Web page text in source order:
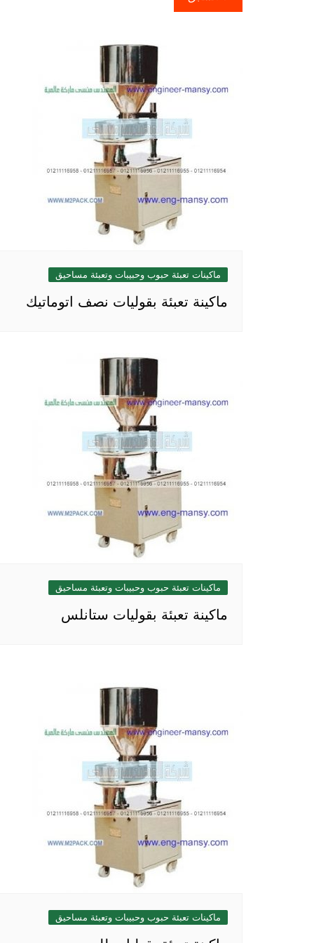
المقالات
ماكينات تعبئة حبوب وحبيبات وتعبئة مساحيق
ماكينة تعبئة بقوليات نصف اتوماتيك
ماكينات تعبئة حبوب وحبيبات وتعبئة مساحيق
ماكينة تعبئة بقوليات ستانلس
ماكينات تعبئة حبوب وحبيبات وتعبئة مساحيق